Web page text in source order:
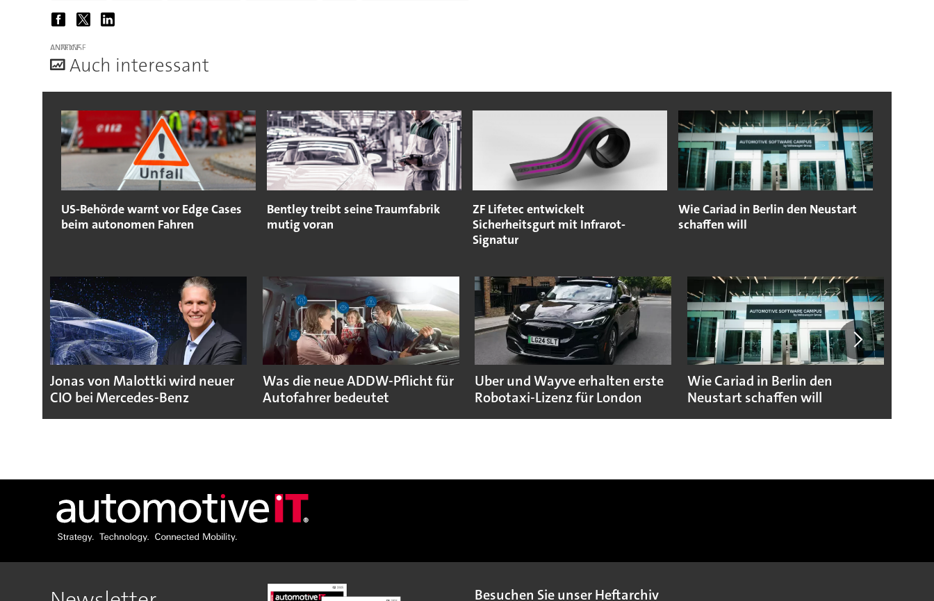
ANZEIGE
Auch interessant
US-Behörde warnt vor Edge Cases
beim autonomen Fahren
Bentley treibt seine Traumfabrik
mutig voran
ZF Lifetec entwickelt
Sicherheitsgurt mit Infrarot-
Signatur
Wie Cariad in Berlin den Neustart
schaffen will
Jonas von Malottki wird neuer
CIO bei Mercedes-Benz
Was die neue ADDW-Pflicht für
Autofahrer bedeutet
Uber und Wayve erhalten erste
Robotaxi-Lizenz für London
Wie Cariad in Berlin den
Neustart schaffen will
Besuchen Sie unser Heftarchiv